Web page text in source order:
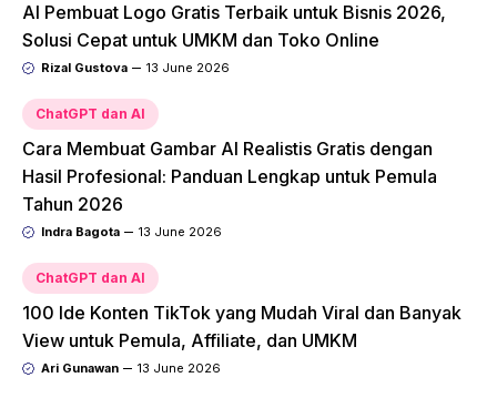
AI Pembuat Logo Gratis Terbaik untuk Bisnis 2026,
Solusi Cepat untuk UMKM dan Toko Online
Rizal Gustova 13 June 2026
ChatGPT dan AI
Cara Membuat Gambar AI Realistis Gratis dengan
Hasil Profesional: Panduan Lengkap untuk Pemula
Tahun 2026
Indra Bagota 13 June 2026
ChatGPT dan AI
100 Ide Konten TikTok yang Mudah Viral dan Banyak
View untuk Pemula, Affiliate, dan UMKM
Ari Gunawan 13 June 2026